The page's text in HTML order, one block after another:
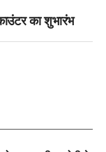
का शुभारंभ